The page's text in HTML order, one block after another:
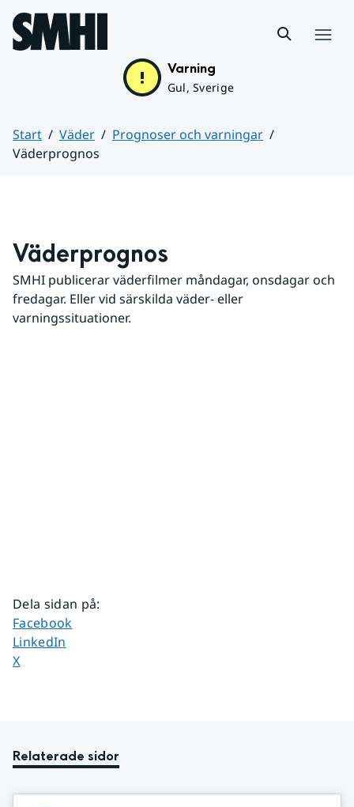
Hoppa till sidans innehåll
Varning
Gul, Sverige
Start Väder
Prognoser och varningar
Väderprognos
Väderprognos
SMHI publicerar väderfilmer måndagar, onsdagar och
fredagar. Eller vid särskilda väder- eller
varningssituationer.
Dela sidan på:
Dela sidan på
Facebook
Dela sidan på
LinkedIn
Dela sidan på
X
Relaterade sidor